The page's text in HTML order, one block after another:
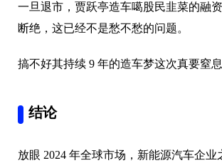
一旦退市，贾跃亭造车噶股民韭菜的融
断绝，这已经不是愁不愁的问题。
搞不好其持续 9 年的造车梦这次真要窒息
结论
放眼 2024 年全球市场，新能源汽车企业